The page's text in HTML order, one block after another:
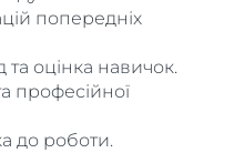
попередніх
оцінка навичок.
професійної
до роботи.